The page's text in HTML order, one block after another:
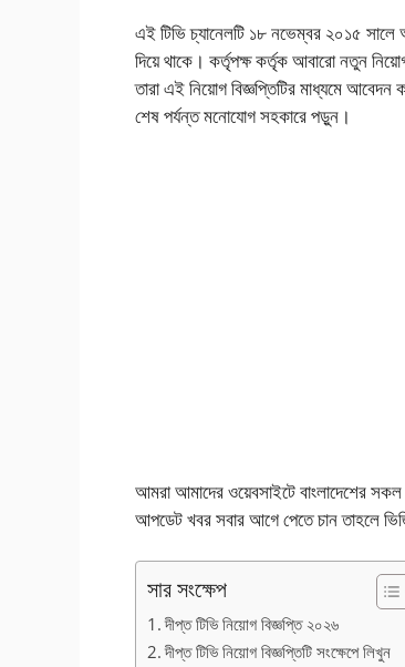
এই টিভি চ্যানেলটি ১৮ নভেম্বর ২০১৫ সালে
দিয়ে থাকে। কর্তৃপক্ষ কর্তৃক আবারো নতুন
তারা এই নিয়োগ বিজ্ঞপ্তিটির মাধ্যমে আবেদন
শেষ পর্যন্ত মনোযোগ সহকারে পড়ুন।
আমরা আমাদের ওয়েবসাইটে বাংলাদেশের
আপডেট খবর সবার আগে পেতে চান তাহলে
সার সংক্ষেপ
দীপ্ত টিভি নিয়োগ বিজ্ঞপ্তি ২০২৬
দীপ্ত টিভি নিয়োগ বিজ্ঞপ্তিটি সংক্ষেপে লিখুন